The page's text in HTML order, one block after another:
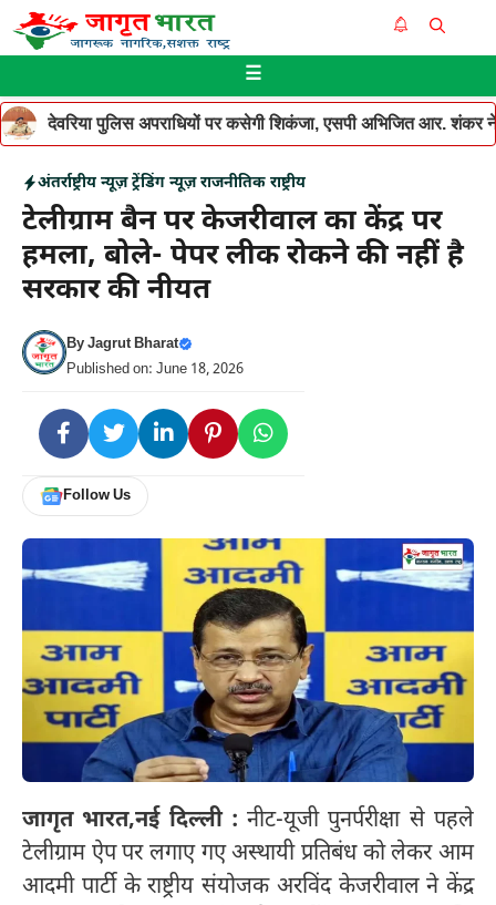
Skip
to
☰
देवरिया पुलिस अपराधियों पर कसेगी शिकंजा, एसपी अभिजित आर. शंकर ने
अंतर्राष्ट्रीय न्यूज़ ट्रेंडिंग न्यूज़ राजनीतिक राष्ट्रीय
टेलीग्राम बैन पर केजरीवाल का केंद्र पर
हमला, बोले- पेपर लीक रोकने की नहीं है
सरकार की नीयत
ByJagrut Bharat
Published on: June 18, 2026
Follow Us
जागृत भारत,नई दिल्ली : नीट-यूजी पुनर्परीक्षा से पहले
टेलीग्राम ऐप पर लगाए गए अस्थायी प्रतिबंध को लेकर आम
आदमी पार्टी के राष्ट्रीय संयोजक अरविंद केजरीवाल ने केंद्र